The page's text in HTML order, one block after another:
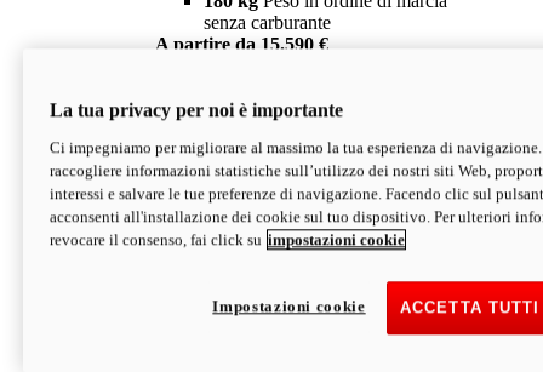
senza carburante
A partire da 15.590 €
V2 SP
Hypermotard V2 SP
120,4 CVPotenza
94 NmCoppia
177 kgPeso in ordine di marcia
senza carburante
Depotenziata 35 kW: 18.890 € i
configura scopri di più
La tua privacy per noi è importante
Ci impegniamo per migliorare al massimo la tua esperienza di
raccogliere informazioni statistiche sull’utilizzo dei nostri siti Web,
interessi e salvare le tue preferenze di navigazione. Facendo clic sul
acconsenti all'installazione dei cookie sul tuo dispositivo. Per ulteriori
revocare il consenso, fai click su impostazioni cookie
ACCETTA
Impostazioni cookie